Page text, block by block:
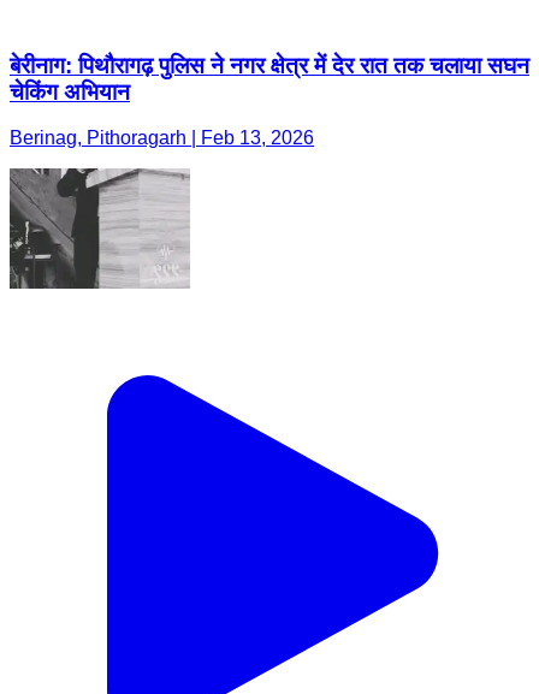
बेरीनाग: पिथौरागढ़ पुलिस ने नगर क्षेत्र में देर रात तक चलाया सघन
चेकिंग अभियान
Berinag, Pithoragarh | Feb 13, 2026